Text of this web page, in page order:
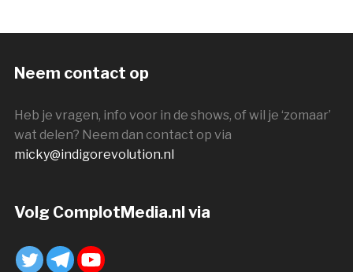
Neem contact op
Heb je vragen, info voor in de shows, of wil je ‘zomaar’
wat delen? Neem dan contact op via
micky@indigorevolution.nl
Volg ComplotMedia.nl via